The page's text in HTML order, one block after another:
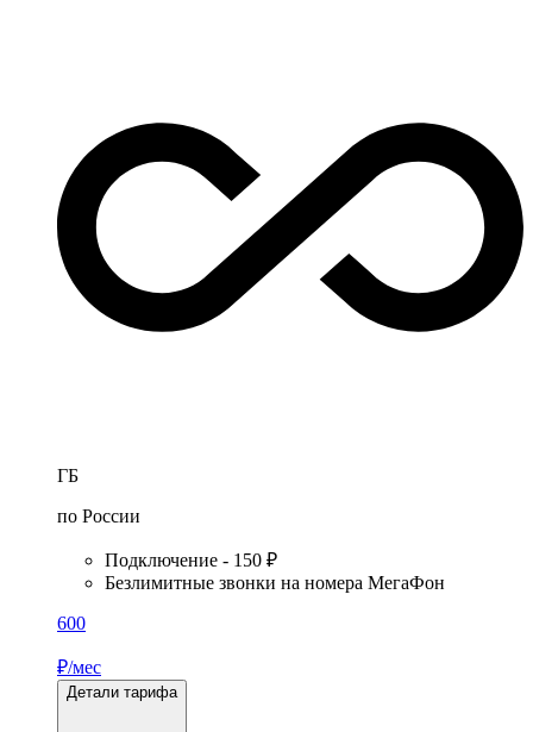
ГБ
по России
Подключение - 150 ₽
Безлимитные звонки на номера МегаФон
600
₽/мес
Детали тарифа